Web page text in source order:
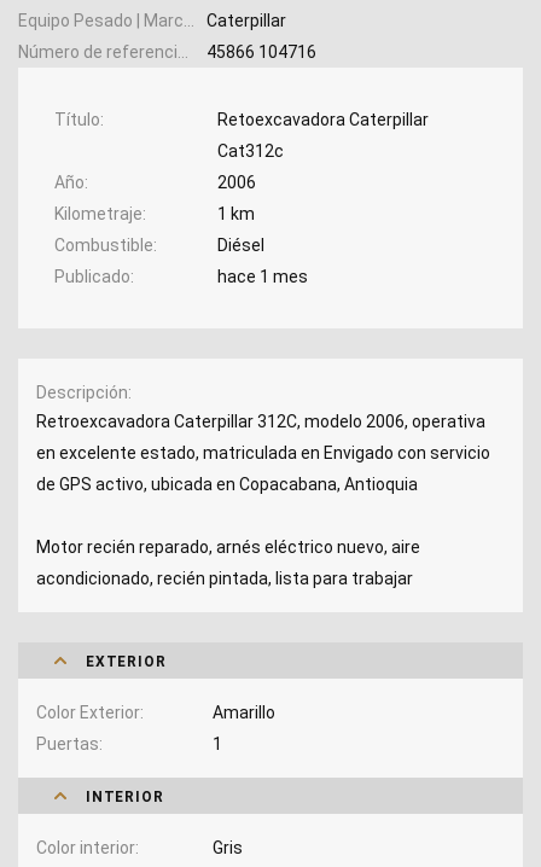
Caterpillar
45866 104716
Título
Retoexcavadora Caterpillar
Cat312c
Año
2006
Kilometraje
1 km
Combustible
Diésel
Publicado
hace 1 mes
Descripción
Retroexcavadora Caterpillar 312C, modelo 2006, operativa
en excelente estado, matriculada en Envigado con servicio
de GPS activo, ubicada en Copacabana, Antioquia
Motor recién reparado, arnés eléctrico nuevo, aire
acondicionado, recién pintada, lista para trabajar
EXTERIOR
Color Exterior
Amarillo
Puertas
1
INTERIOR
Color interior
Gris